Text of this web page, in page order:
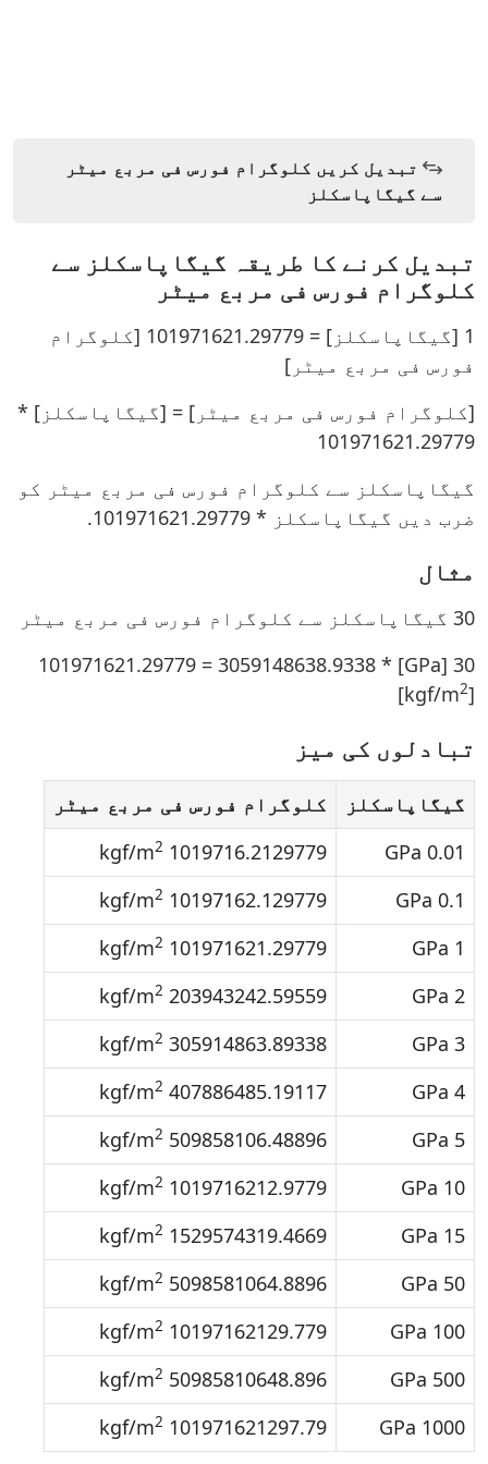
تبدیل کریں کلوگرام فورس فی مربع میٹر
سے گیگاپاسکلز
تبدیل کرنے کا طریقہ گیگاپاسکلز سے
کلوگرام فورس فی مربع میٹر
1 [گیگاپاسکلز] = 101971621.29779 [کلوگرام
فورس فی مربع میٹر]
[کلوگرام فورس فی مربع میٹر] = [گیگاپاسکلز] *
101971621.29779
گیگاپاسکلز سے کلوگرام فورس فی مربع میٹر کو
ضرب دیں گیگاپاسکلز * 101971621.29779.
مثال
30 گیگاپاسکلز سے کلوگرام فورس فی مربع میٹر
30 [GPa] * 101971621.29779 = 3059148638.9338
[kgf/m2]
تبادلوں کی میز
گیگاپاسکلز
کلوگرام فورس فی مربع میٹر
0.01 GPa
1019716.2129779 kgf/m
2
0.1 GPa
10197162.129779 kgf/m
2
1 GPa
101971621.29779 kgf/m
2
2 GPa
203943242.59559 kgf/m
2
3 GPa
305914863.89338 kgf/m
2
4 GPa
407886485.19117 kgf/m
2
5 GPa
509858106.48896 kgf/m
2
10 GPa
1019716212.9779 kgf/m
2
15 GPa
1529574319.4669 kgf/m
2
50 GPa
5098581064.8896 kgf/m
2
100 GPa
10197162129.779 kgf/m
2
500 GPa
50985810648.896 kgf/m
2
1000 GPa
101971621297.79 kgf/m
2